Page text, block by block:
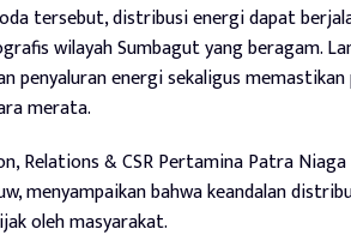
tersebut, distribusi energi dapat
wilayah Sumbagut yang beragam.
penyaluran energi sekaligus
merata.
Relations & CSR Pertamina Patra
menyampaikan bahwa keandalan
oleh masyarakat.